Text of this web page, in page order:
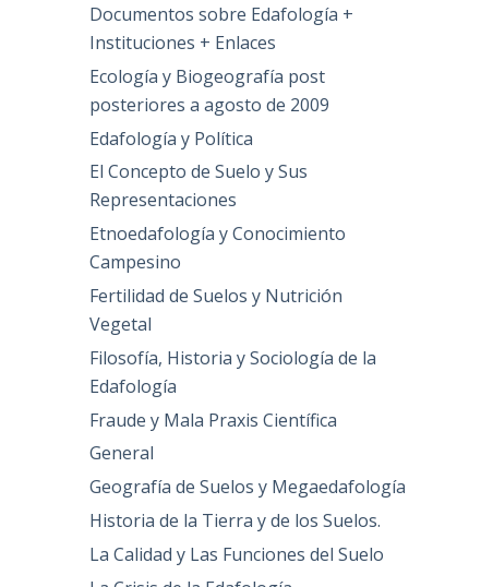
Documentos sobre Edafología +
Instituciones + Enlaces
Ecología y Biogeografía post
posteriores a agosto de 2009
Edafología y Política
El Concepto de Suelo y Sus
Representaciones
Etnoedafología y Conocimiento
Campesino
Fertilidad de Suelos y Nutrición
Vegetal
Filosofía, Historia y Sociología de la
Edafología
Fraude y Mala Praxis Científica
General
Geografía de Suelos y Megaedafología
Historia de la Tierra y de los Suelos.
La Calidad y Las Funciones del Suelo